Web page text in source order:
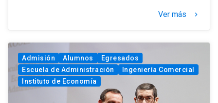
Ver más keyboard_arrow_right
Admisión Alumnos
Egresados
Escuela de Administración
Ingeniería Comercial
Instituto de Economía